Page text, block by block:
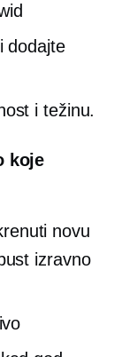
dodajte
i težinu.
koje
novu
izravno